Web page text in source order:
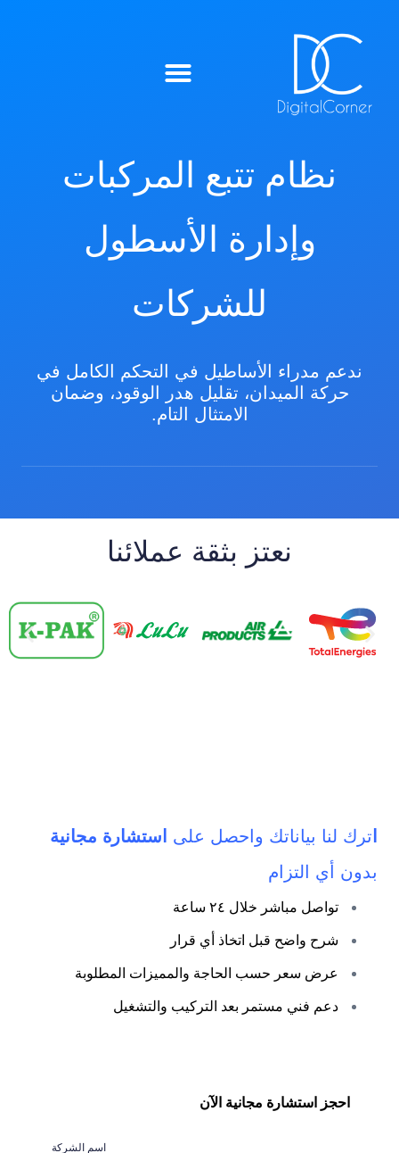
نظام تتبع المركبات
وإدارة الأسطول
للشركات
ندعم مدراء الأساطيل في التحكم الكامل في
حركة الميدان، تقليل هدر الوقود، وضمان
الامتثال التام.
نعتز بثقة عملائنا
ترك لنا بياناتك واحصل على استشارة مجانية
بدون أي التزام
تواصل مباشر خلال ٢٤ ساعة
شرح واضح قبل اتخاذ أي قرار
عرض سعر حسب الحاجة والمميزات المطلوبة
دعم فني مستمر بعد التركيب والتشغيل
احجز استشارة مجانية الآن